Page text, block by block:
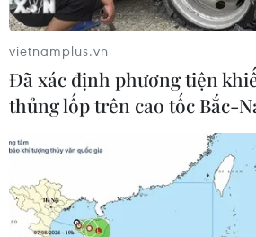
vietnamplus.vn
Đã xác định phương tiện
thủng lốp trên cao tốc Bắc-